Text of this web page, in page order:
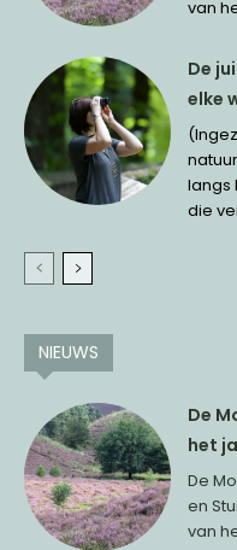
van
De
elke
langs
die
NIEUWS
De
het
De
en
van